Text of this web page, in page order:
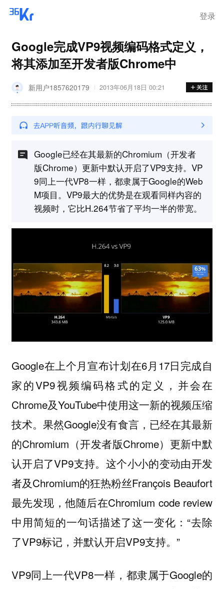
登录
Google完成VP9视频编码格式定义，
将其添加至开发者版Chrome中
新用户1857620179 2013年06月18日 00:21
Google已经在其最新的Chromium（开发者
版Chrome）更新中默认开启了VP9支持。VP
9同上一代VP8一样，都隶属于Google的Web
M项目。VP9最大的优势是在观看同样内容的
视频时，它比H.264节省了平均一半的带宽。
Google在上个月宣布计划在6月17日完成自
家的VP9视频编码格式的定义，并会在
Chrome及YouTube中使用这一新的视频压缩
技术。果然Google没有食言，已经在其最新
的Chromium（开发者版Chrome）更新中默
认开启了VP9支持。这个小小的变动由开发
者及Chromium的狂热粉丝François Beaufort
最先发现，他随后在Chromium code review
中用简短的一句话描述了这一变化：“去除
了VP9标记，并默认开启VP9支持。”
VP9同上一代VP8一样，都隶属于Google的